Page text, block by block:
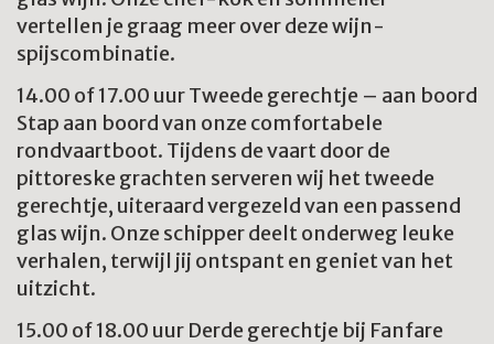
vertellen je graag meer over deze wijn-
spijscombinatie.
14.00 of 17.00 uur Tweede gerechtje – aan boord
Stap aan boord van onze comfortabele
rondvaartboot. Tijdens de vaart door de
pittoreske grachten serveren wij het tweede
gerechtje, uiteraard vergezeld van een passend
glas wijn. Onze schipper deelt onderweg leuke
verhalen, terwijl jij ontspant en geniet van het
uitzicht.
15.00 of 18.00 uur Derde gerechtje bij Fanfare